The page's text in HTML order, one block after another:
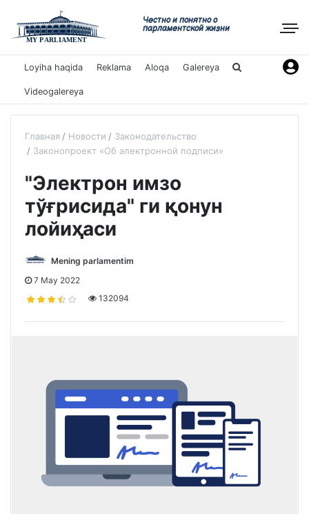
Честно и понятно о
парламентской жизни
Loyiha haqida Reklama Aloqa Galereya
Videogalereya
Главная Новости
Законодательство
Законопроект «Об электронной подписи»
"Электрон имзо
тўғрисида" ги қонун
лойиҳаси
Mening parlamentim
7 May 2022
132094